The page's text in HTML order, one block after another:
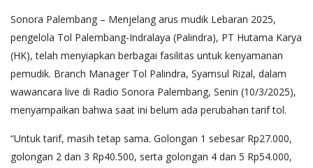
Sonora Palembang – Menjelang arus mudik Lebaran 2025,
pengelola Tol Palembang-Indralaya (Palindra), PT Hutama Karya
(HK), telah menyiapkan berbagai fasilitas untuk kenyamanan
pemudik. Branch Manager Tol Palindra, Syamsul Rizal, dalam
wawancara live di Radio Sonora Palembang, Senin (10/3/2025),
menyampaikan bahwa saat ini belum ada perubahan tarif tol.
“Untuk tarif, masih tetap sama. Golongan 1 sebesar Rp27.000,
golongan 2 dan 3 Rp40.500, serta golongan 4 dan 5 Rp54.000,